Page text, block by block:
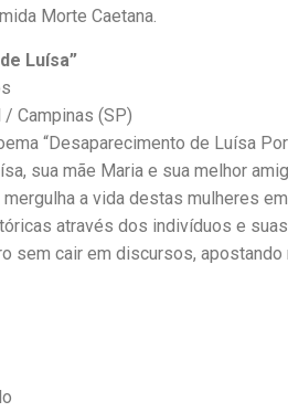
Morte Caetana.
Luísa”
/ Campinas (SP)
“Desaparecimento de Luísa
sua mãe Maria e sua melhor
a vida destas mulheres
através dos indivíduos e
sem cair em discursos,